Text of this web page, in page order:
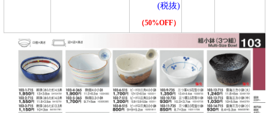
(税抜)
（50%OFF）